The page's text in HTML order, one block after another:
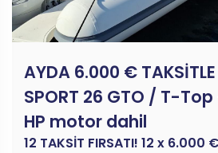
AYDA 6.000 €
SPORT 26 GTO / T-
HP motor dahil
12 TAKSİT FIRSATI! 12 x 6.000